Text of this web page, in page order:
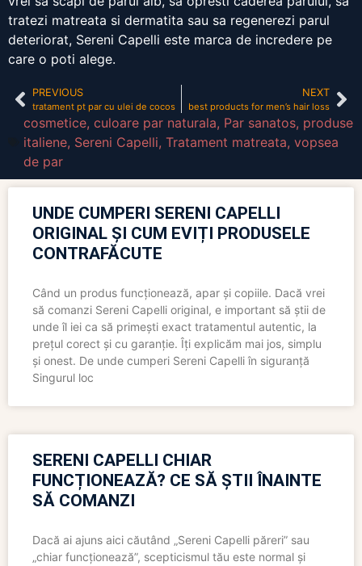
tratezi matreata si dermatita sau sa regenerezi parul
deteriorat, Sereni Capelli este marca de incredere pe
care o poti alege.
PREVIOUS
tratament pt par cu ulei de cocos
NEXT
best products for men’s hair loss
cosmetice, culoare par naturala, Par sanatos, produse
italiene, Sereni Capelli, Tratament matreata, vopsea
de par
UNDE CUMPERI SERENI CAPELLI
ORIGINAL ȘI CUM EVIȚI PRODUSELE
CONTRAFĂCUTE
Când un produs funcționează, apar și copiile. Dacă vrei
să comanzi Sereni Capelli original, e important să știi de
unde îl iei ca să primești exact tratamentul autentic, la
prețul corect și cu garanție. Îți explicăm mai jos, simplu
și onest. De unde cumperi Sereni Capelli în siguranță
Singurul loc
SERENI CAPELLI CHIAR
FUNCȚIONEAZĂ? CE SĂ ȘTII ÎNAINTE
SĂ COMANZI
Dacă ai ajuns aici căutând „Sereni Capelli păreri” sau
„chiar funcționează”, scepticismul tău este normal și